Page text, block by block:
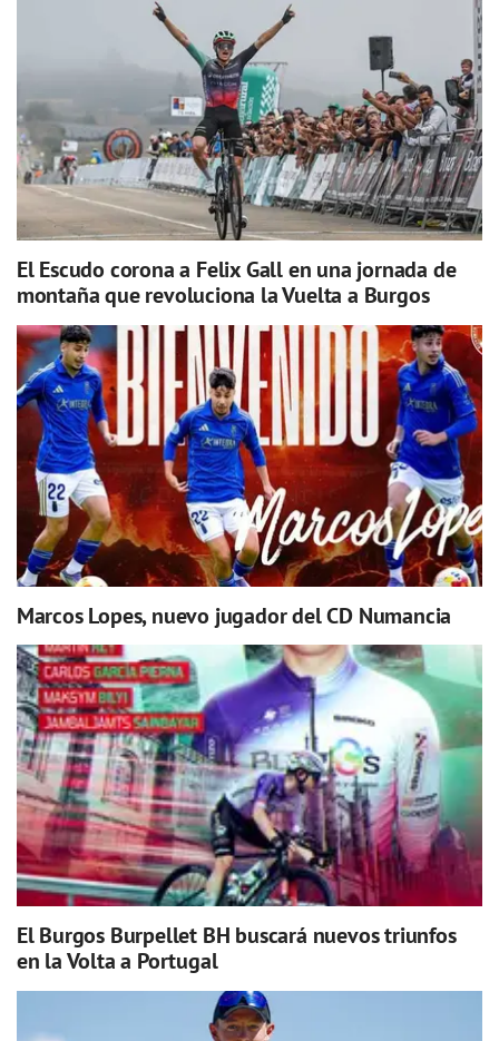
El Escudo corona a Felix Gall en una jornada de
montaña que revoluciona la Vuelta a Burgos
Marcos Lopes, nuevo jugador del CD Numancia
El Burgos Burpellet BH buscará nuevos triunfos
en la Volta a Portugal